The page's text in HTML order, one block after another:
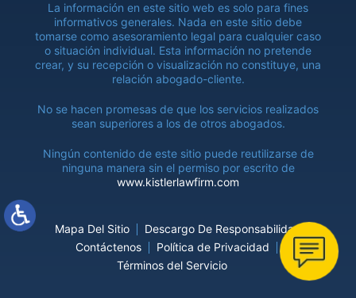
La información en este sitio web es solo para fines
informativos generales. Nada en este sitio debe
tomarse como asesoramiento legal para cualquier caso
o situación individual. Esta información no pretende
crear, y su recepción o visualización no constituye, una
relación abogado-cliente.
No se hacen promesas de que los servicios realizados
sean superiores a los de otros abogados.
Ningún contenido de este sitio puede reutilizarse de
ninguna manera sin el permiso por escrito de
www.kistlerlawfirm.com
Mapa Del Sitio
Descargo De Responsabilidad
Contáctenos
Política de Privacidad
Términos del Servicio